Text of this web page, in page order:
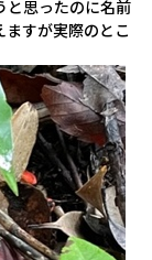
と思ったのに名前
すが実際のとこ